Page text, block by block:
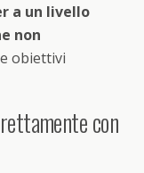
a un livello
non
obiettivi
con